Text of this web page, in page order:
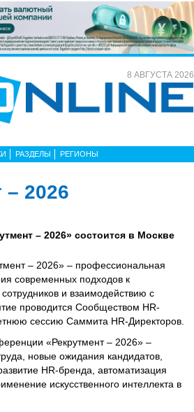
8 АВГУСТА 2026
РАЗДЕЛЫ РЕГИОНЫ
– 2026
– 2026» состоится в Москве
– 2026» – профессиональная
современных подходов к
и взаимодействию с
проводится Сообществом HR-
сессию Саммита HR-Директоров.
«Рекрутмент – 2026» –
новые ожидания кандидатов,
HR-бренда, автоматизация
искусственного интеллекта в